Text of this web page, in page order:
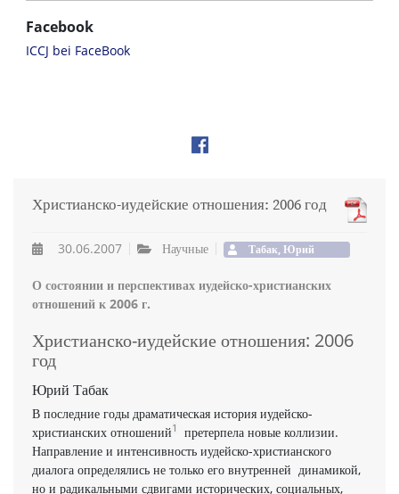
Facebook
ICCJ bei FaceBook
Христианско-иудейские отношения: 2006 год
30.06.2007 Научные Табак, Юрий
О состоянии и перспективах иудейско-христианских
отношений к 2006 г.
Христианско-иудейские отношения: 2006
год
Юрий Табак
В последние годы драматическая история иудейско-
христианских отношений1
претерпела новые коллизии.
Направление и интенсивность иудейско-христианского
диалога определялись не только его внутренней динамикой,
но и радикальными сдвигами исторических, социальных,